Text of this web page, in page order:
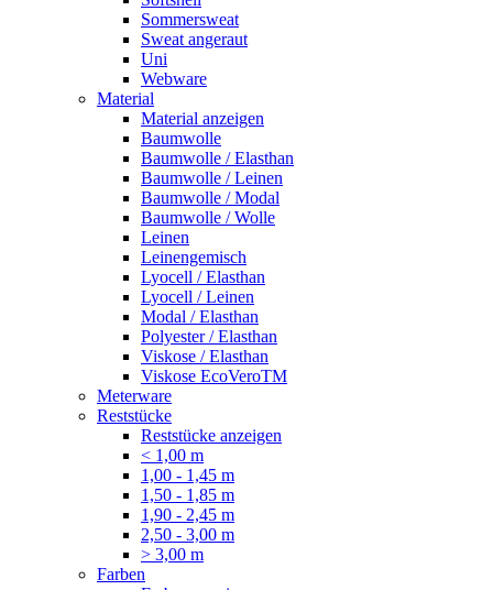
Sommersweat
Sweat angeraut
Uni
Webware
Material
Material anzeigen
Baumwolle
Baumwolle / Elasthan
Baumwolle / Leinen
Baumwolle / Modal
Baumwolle / Wolle
Leinen
Leinengemisch
Lyocell / Elasthan
Lyocell / Leinen
Modal / Elasthan
Polyester / Elasthan
Viskose / Elasthan
Viskose EcoVeroTM
Meterware
Reststücke
Reststücke anzeigen
< 1,00 m
1,00 - 1,45 m
1,50 - 1,85 m
1,90 - 2,45 m
2,50 - 3,00 m
> 3,00 m
Farben